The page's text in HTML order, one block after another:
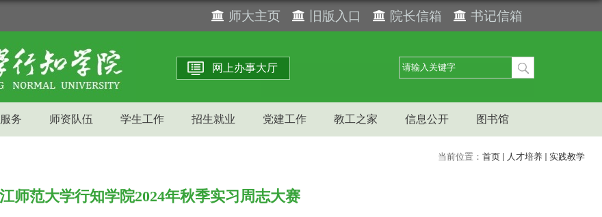
师大主页 旧版入口 院长信箱 书记信箱
网上办事大厅
务 师资队伍 学生工作 招生就业 党建工作 教工之家 信息公开 图书馆
当前位置： 首页 人才培养 实践教学
师范大学行知学院2024年秋季实习周志大赛